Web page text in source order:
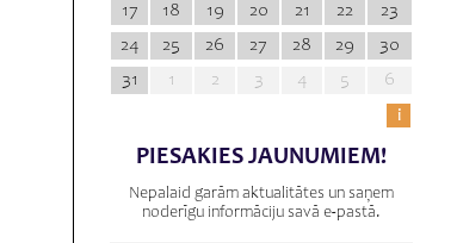
17
18 19 20 21 22
23
24
25 26 27 28 29
30
31
1 2 3 4 5
6
i
PIESAKIES JAUNUMIEM!
Nepalaid garām aktualitātes un saņem
noderīgu informāciju savā e-pastā.